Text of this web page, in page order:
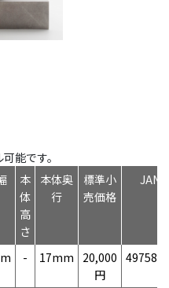
能です。
本
体
高
さ
本体奥
行
標準小
売価格
JAN
- 17mm
20,000
円